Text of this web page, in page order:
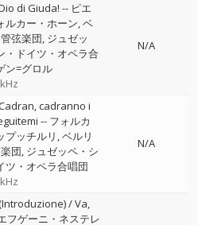
di Giuda! -- ピエ
ルカー・ホーン ベ
弦楽団 ジュゼッ
・ドイツ・オペラ合
ン=グロル
N/A
cadranno i
-- フォルカ
プッチルリ ベルリ
団 ジュゼッペ・シ
ツ・オペラ合唱団
N/A
/ Va,
フゲーニ・ネステレ